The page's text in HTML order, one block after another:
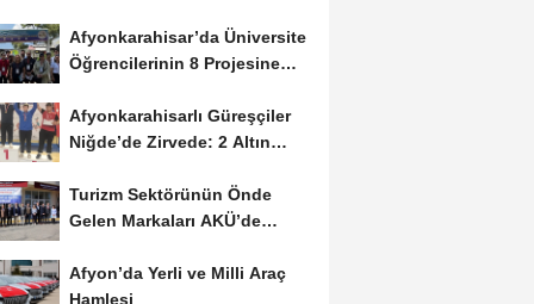
Afyonkarahisar’da Üniversite
Öğrencilerinin 8 Projesine
Afyonkarahisarlı Güreşçiler
Niğde’de Zirvede: 2 Altın
Turizm Sektörünün Önde
Gelen Markaları AKÜ’de
Afyon’da Yerli ve Milli Araç
Hamlesi